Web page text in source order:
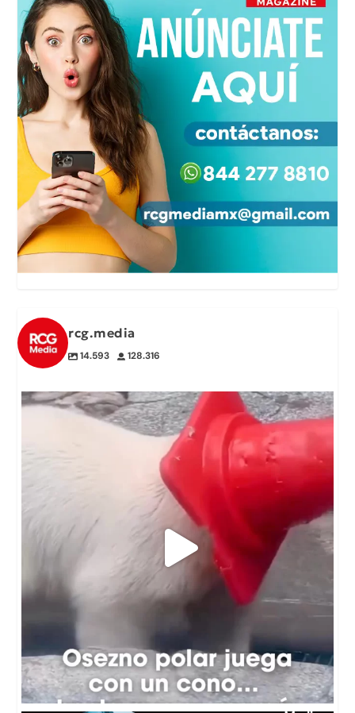
rcg.media
14.593 128.316
🐻‍❄️Un pequeño osezno polar del Zoológico de...
196 3